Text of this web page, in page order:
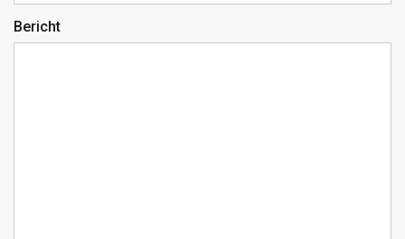
Bericht